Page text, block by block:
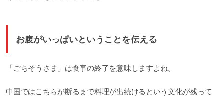
お腹がいっぱいということを伝える
「ごちそうさま」は食事の終了を意味しますよね。
中国ではこちらが断るまで料理が出続けるという文化が残って